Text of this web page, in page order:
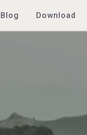
Blog Download